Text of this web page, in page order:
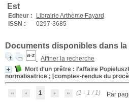
Est
Editeur :
Librairie Arthème Fayard
ISSN :
0297-3685
Documents disponibles dans
Affiner la recherche
Mort d'un prêtre : l'affaire
normalisatrice ; [comptes-rendus du
1 (1 - 1 / 1) Par